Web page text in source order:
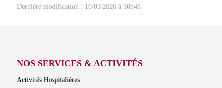
Dernière modification : 10/03/2026 à 10h48
NOS SERVICES & ACTIVITÉS
Activités Hospitalières